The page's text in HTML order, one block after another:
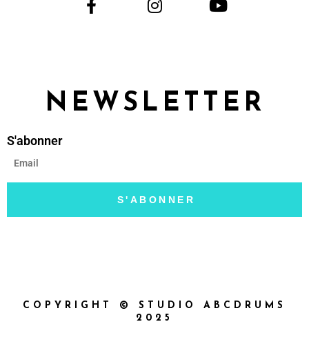
NEWSLETTER
S'abonner
S'ABONNER
COPYRIGHT © STUDIO ABCDRUMS
2025